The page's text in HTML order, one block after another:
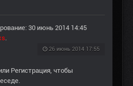
30 июнь 2014 14:45
.
26 июнь 2014 17:55
Регистрация, чтобы